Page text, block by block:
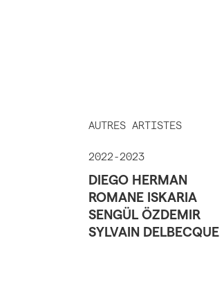
AUTRES ARTISTES
2022-2023
DIEGO HERMAN
ROMANE ISKARIA
SENGÜL ÖZDEMIR
SYLVAIN DELBECQUE